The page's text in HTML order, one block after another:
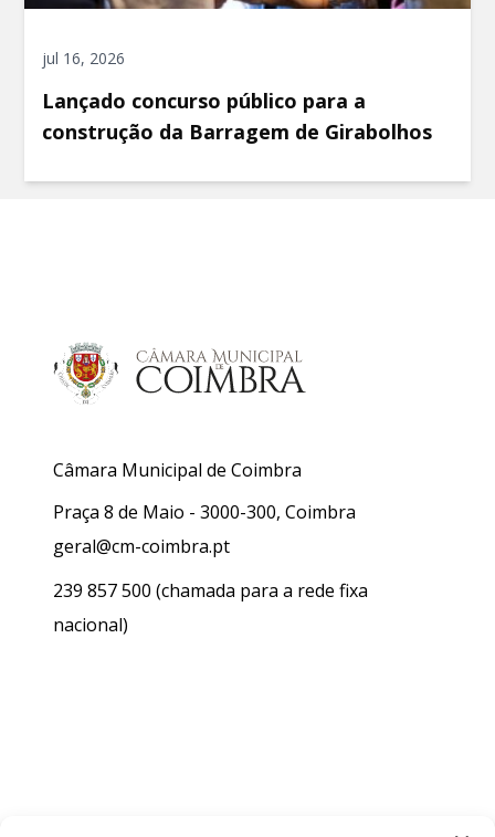
jul 16, 2026
Lançado concurso público para a
construção da Barragem de Girabolhos
Câmara Municipal de Coimbra
Praça 8 de Maio - 3000-300, Coimbra
geral@cm-coimbra.pt
239 857 500 (chamada para a rede fixa
nacional)